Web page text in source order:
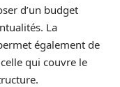
d’un budget
La
également de
qui couvre le